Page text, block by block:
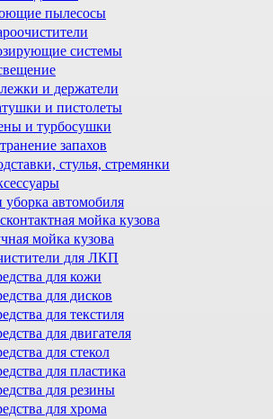
пылесосы
системы
и держатели
и пистолеты
и турбосушки
запахов
стулья, стремянки
автомобиля
мойка кузова
мойка кузова
для ЛКП
для кожи
для дисков
для текстиля
для двигателя
для стекол
для пластика
для резины
для хрома